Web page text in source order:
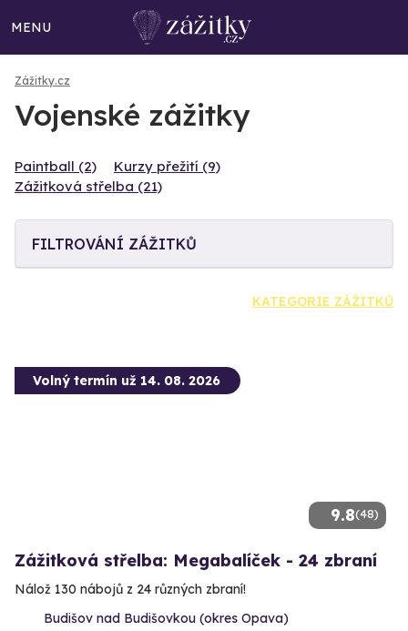
MENU
Zážitky.cz
Vojenské zážitky
Paintball (2)
Kurzy přežití (9)
Zážitková střelba (21)
FILTROVÁNÍ ZÁŽITKŮ
KATEGORIE ZÁŽITKŮ
9.8(48)
Volný termín už 14. 08. 2026
Zážitková střelba: Megabalíček - 24 zbraní
Nálož 130 nábojů z 24 různých zbraní!
Budišov nad Budišovkou (okres Opava)